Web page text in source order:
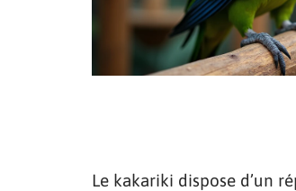
Le kakariki dispose d’un